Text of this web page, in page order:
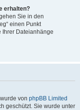
erhalten?
Sie in den
einen Punkt
Ihrer Dateianhänge
von phpBB Limited
geschützt. Sie wurde unter